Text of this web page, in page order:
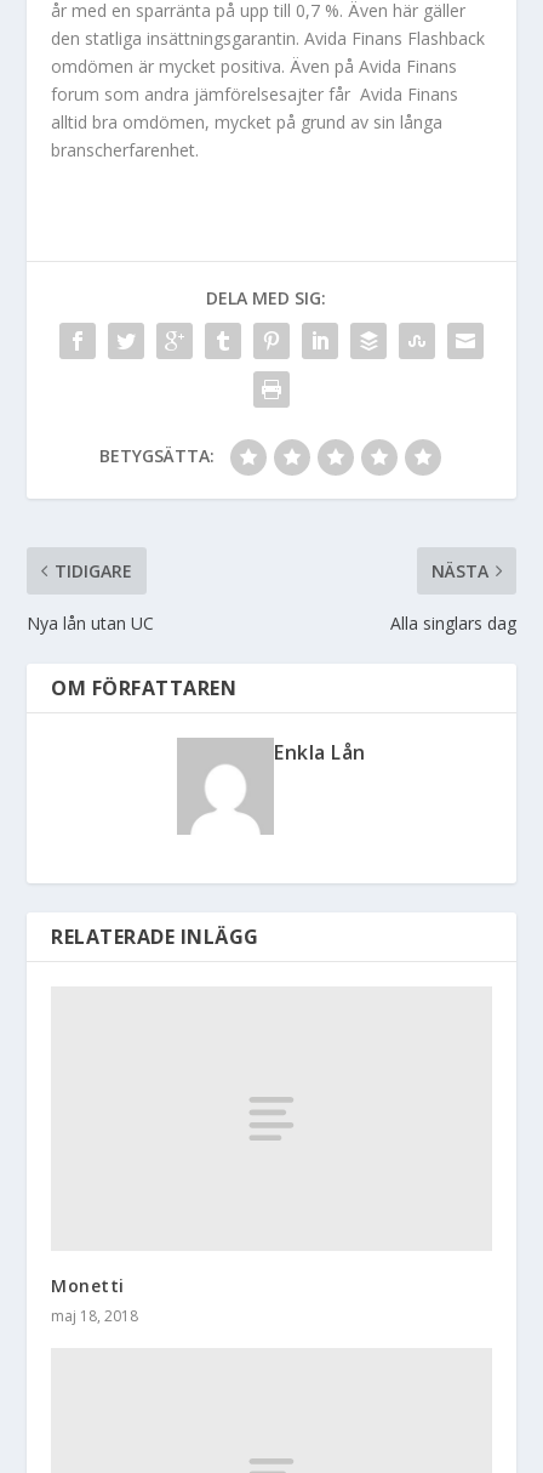
år med en sparränta på upp till 0,7 %. Även här gäller
den statliga insättningsgarantin. Avida Finans Flashback
omdömen är mycket positiva. Även på Avida Finans
forum som andra jämförelsesajter får Avida Finans
alltid bra omdömen, mycket på grund av sin långa
branscherfarenhet.
DELA MED SIG:
BETYGSÄTTA:
TIDIGARE
Nya lån utan UC
NÄSTA
Alla singlars dag
OM FÖRFATTAREN
Enkla Lån
RELATERADE INLÄGG
Monetti
maj 18, 2018